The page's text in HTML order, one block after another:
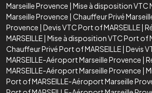
Marseille Provence | Mise à disposition
Marseille Provence | Chauffeur Privé
Provence | Devis VTC Port of MARSEILLE|
MARSEILLE| Mise à disposition VTC Port of
Chauffeur Privé Port of MARSEILLE| Devis
MARSEILLE-Aéroport Marseille Provence |
MARSEILLE-Aéroport Marseille Provence |
Port of MARSEILLE-Aéroport Marseille